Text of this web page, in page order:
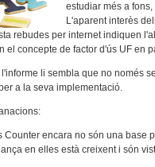
estudiar més a
L'aparent interès
rebudes per internet indiquen
el concepte de factor d'ús UF en
li sembla que no només
a la seva implementació.
Counter encara no són una base
en elles està creixent i són